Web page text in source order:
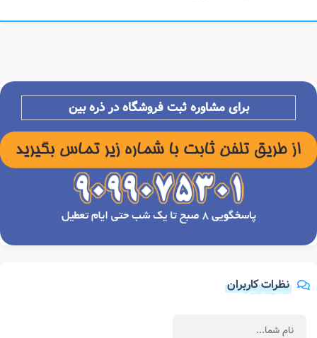
برای مشاوره ثبت فروشگاه در ذره بین
نظرات کاربران